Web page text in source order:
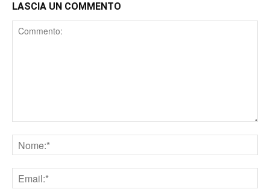
LASCIA UN COMMENTO
Comment
Nome
Email